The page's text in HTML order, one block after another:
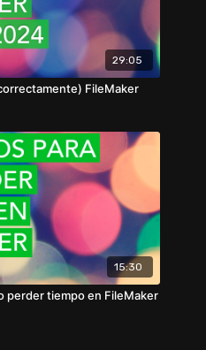
29:05
FileMaker
15:30
perder tiempo en FileMaker